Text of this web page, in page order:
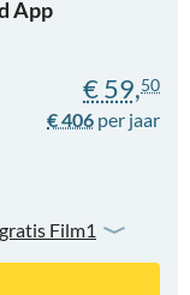
App
€ 406
€ 59,50
Film1